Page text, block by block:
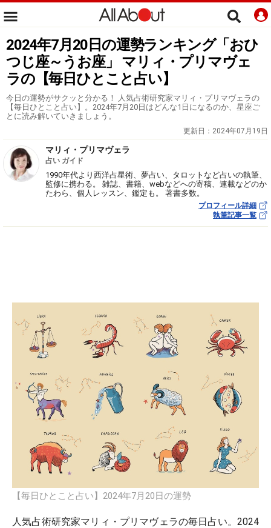
2024年7月20日の運勢ランキング「おひ
つじ座～うお座」 マリィ・プリマヴェ
ラの【毎日ひとこと占い】
今日の運勢がサクッと分かる！ 人気占術研究家マリィ・プリマヴェラの
【毎日ひとこと占い】。2024年7月20日はどんな1日になるのか、星座ご
とに読み解いていきましょう。
更新日： 2024年07月19日
マリィ・プリマヴェラ
占い ガイド
1990年代より西洋占星術、夢占い、タロットなど占いの執筆、
監修に携わる。 雑誌、書籍、webなどへの寄稿、連載などのか
たわら、個人レッスン、鑑定も。 著書多数。
プロフィール詳細
執筆記事一覧
【毎日ひとこと占い】2024年7月20日の運勢
人気占術研究家マリィ・プリマヴェラの毎日占い。2024